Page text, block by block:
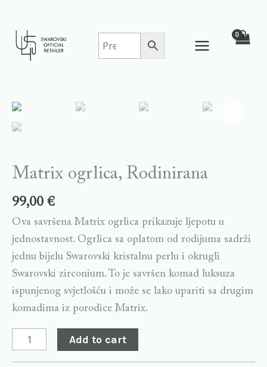
content
Matrix ogrlica, Rodinirana
99,00 €
Ova savršena Matrix ogrlica prikazuje ljepotu u
jednostavnost. Ogrlica sa oplatom od rodijuma sadrži
jednu bijelu Swarovski kristalnu perlu i okrugli
Swarovski zirconium. To je savršen komad luksuza
ispunjenog svjetlošću i može se lako upariti sa drugim
komadima iz porodice Matrix.
Rodinirana
Add to cart